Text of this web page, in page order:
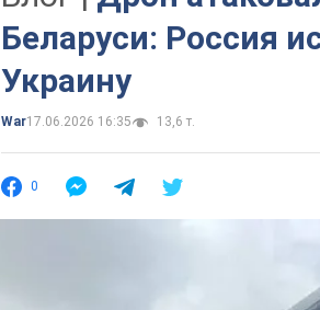
Беларуси: Россия
Украину
War17.06.2026 16:35 13,6 т.
0